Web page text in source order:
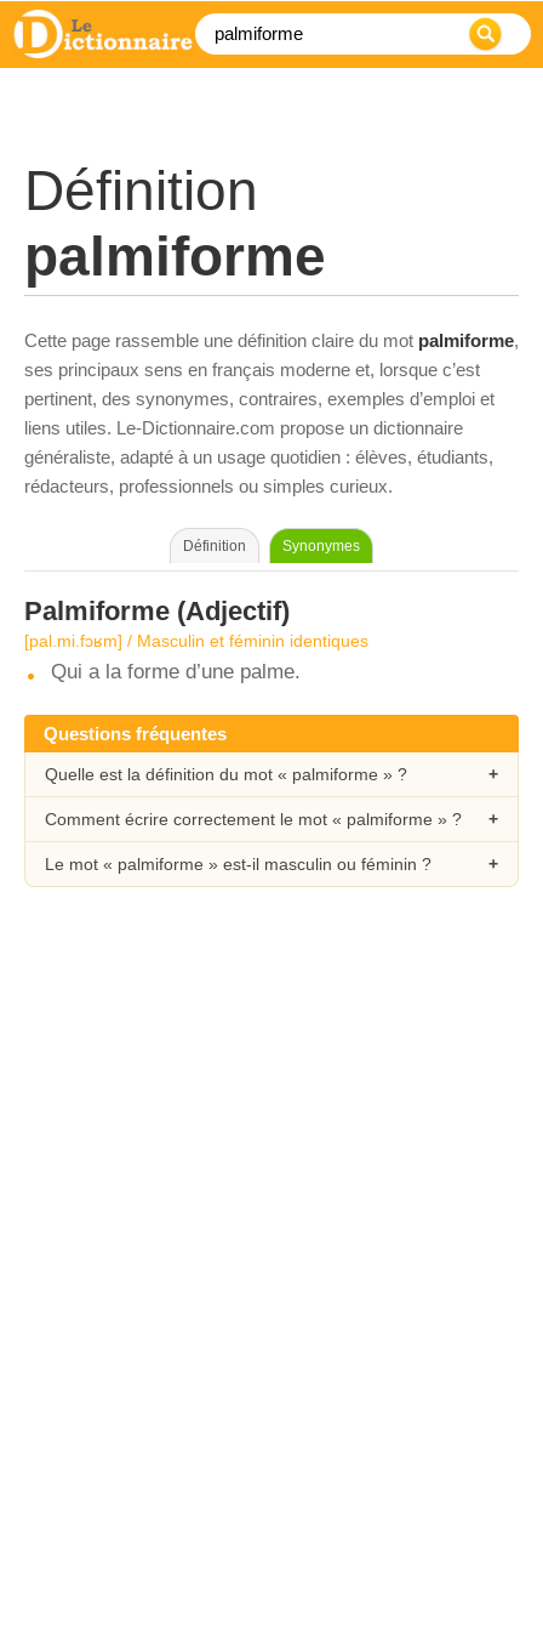
Définition
palmiforme
Cette page rassemble une définition claire du mot palmiforme,
ses principaux sens en français moderne et, lorsque c’est
pertinent, des synonymes, contraires, exemples d’emploi et
liens utiles. Le-Dictionnaire.com propose un dictionnaire
généraliste, adapté à un usage quotidien : élèves, étudiants,
rédacteurs, professionnels ou simples curieux.
Définition Synonymes
Palmiforme (Adjectif)
[pal.mi.fɔʁm] / Masculin et féminin identiques
Qui a la forme d’une palme.
Questions fréquentes
Quelle est la définition du mot « palmiforme » ?
Comment écrire correctement le mot « palmiforme » ?
Le mot « palmiforme » est-il masculin ou féminin ?